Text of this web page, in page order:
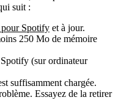
suit :
pour Spotify et à jour.
250 Mo de mémoire
(sur ordinateur
suffisamment chargée.
Essayez de la retirer